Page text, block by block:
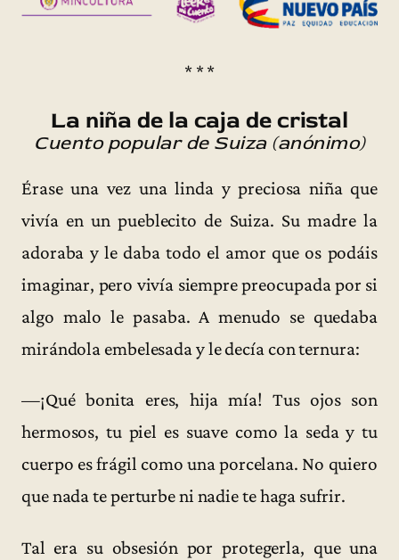
* * *
La niña de la caja de cristal
Cuento popular de Suiza (anónimo)
Érase una vez una linda y preciosa niña que
vivía en un pueblecito de Suiza. Su madre la
adoraba y le daba todo el amor que os podáis
imaginar, pero vivía siempre preocupada por si
algo malo le pasaba. A menudo se quedaba
mirándola embelesada y le decía con ternura:
—¡Qué bonita eres, hija mía! Tus ojos son
hermosos, tu piel es suave como la seda y tu
cuerpo es frágil como una porcelana. No quiero
que nada te perturbe ni nadie te haga sufrir.
Tal era su obsesión por protegerla, que una